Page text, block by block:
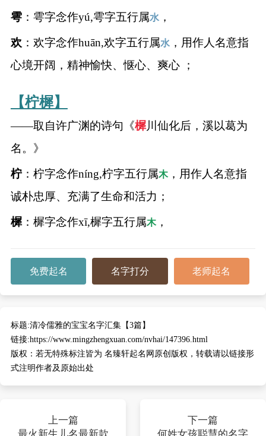
名
蛇年起名
龙年起名
取
雩：雩字念作yú,雩字五行属水，
欢 ：欢字念作huān,欢字五行属水，用作人名意指
心境开阔，精神愉快、惬心、爽心 ；
【柠樨】
——取自许广渊的诗句《樨川仙化后，溪以葛为
名。》
柠：柠字念作níng,柠字五行属木，用作人名意指
诚朴忠厚、充满了生命和活力；
樨：樨字念作xī,樨字五行属木，
免费起名 名字打分 老师起名
标题:清冷儒雅的宝宝名字汇集【3篇】
链接:https://www.mingzhengxuan.com/nvhai/147396.html
版权： 若无特殊标注皆为 名臻轩起名网原创版权，转载请以链接形
式注明作者及原始出处
上一篇
下一篇